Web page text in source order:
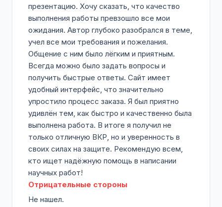
презентацию. Хочу сказать, что качество
выполнения работы превзошло все мои
ожидания. Автор глубоко разобрался в теме,
учел все мои требования и пожелания.
Общение с ним было лёгким и приятным.
Всегда можно было задать вопросы и
получить быстрые ответы. Сайт имеет
удобный интерфейс, что значительно
упростило процесс заказа. Я был приятно
удивлён тем, как быстро и качественно была
выполнена работа. В итоге я получил не
только отличную ВКР, но и уверенность в
своих силах на защите. Рекомендую всем,
кто ищет надёжную помощь в написании
научных работ!
Отрицательные стороны
Не нашел.